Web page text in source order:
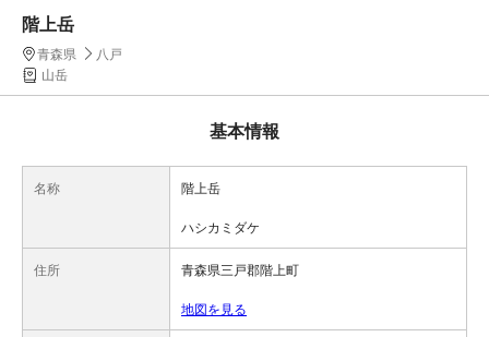
階上岳
青森県
八戸
山岳
基本情報
名称 階上岳
ハシカミダケ
住所 青森県三戸郡階上町
地図を見る